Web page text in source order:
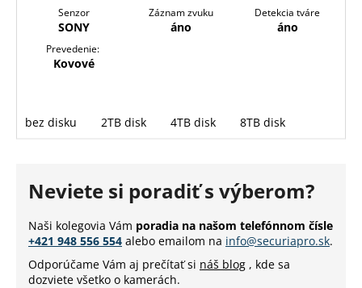
Senzor
SONY
Záznam zvuku
áno
Detekcia tváre
áno
Prevedenie:
Kovové
bez disku 2TB disk 4TB disk 8TB disk
Neviete si poradiť s výberom?
Naši kolegovia Vám poradia na našom telefónnom čísle
+421 948 556 554 alebo emailom na info@securiapro.sk.
Odporúčame Vám aj prečítať si náš blog , kde sa
dozviete všetko o kamerách.